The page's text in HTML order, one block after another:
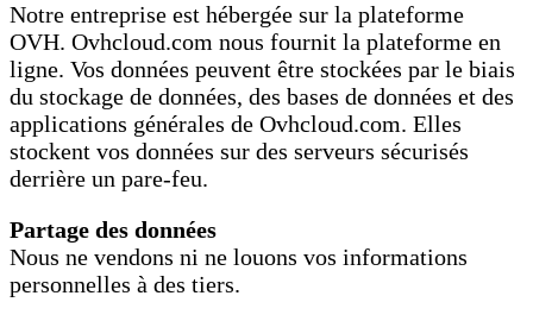
Notre entreprise est hébergée sur la plateforme
OVH. Ovhcloud.com nous fournit la plateforme en
ligne. Vos données peuvent être stockées par le biais
du stockage de données, des bases de données et des
applications générales de Ovhcloud.com. Elles
stockent vos données sur des serveurs sécurisés
derrière un pare-feu.
Partage des données
Nous ne vendons ni ne louons vos informations
personnelles à des tiers.